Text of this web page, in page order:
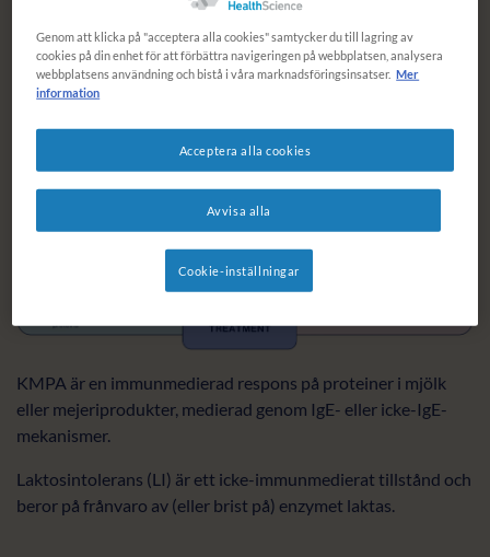
KMPA är en immunmedierad respons på proteiner i mjölk
eller mejeriprodukter, medierad genom IgE- eller icke-IgE-
mekanismer.
Laktosintolerans (LI) är ett icke-immunmedierat tillstånd och
beror på frånvaro av (eller brist på) enzymet laktas.
Genom att klicka på "acceptera alla cookies" samtycker du till lagring av
cookies på din enhet för att förbättra navigeringen på webbplatsen, analysera
webbplatsens användning och bistå i våra marknadsföringsinsatser. Mer
information
Avvisa alla
Acceptera alla cookies
Cookie-inställningar